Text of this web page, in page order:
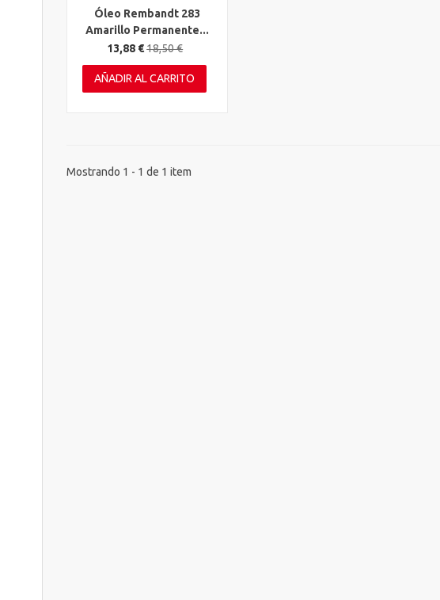
Vista rápida
Óleo Rembandt 283
Amarillo Permanente...
13,88 €18,50 €
AÑADIR AL CARRITO
Mostrando 1 - 1 de 1 item